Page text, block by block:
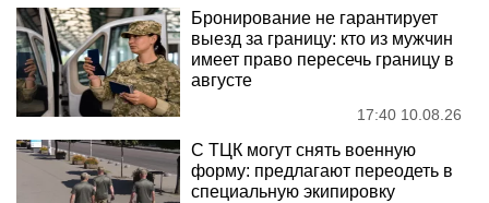
Бронирование не гарантирует
выезд за границу: кто из мужчин
имеет право пересечь границу в
августе
17:40 10.08.26
С ТЦК могут снять военную
форму: предлагают переодеть в
специальную экипировку